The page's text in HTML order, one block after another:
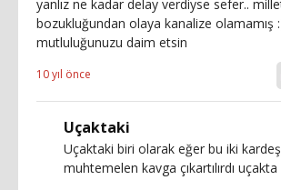
yanlız ne kadar delay verdiyse sefer..
bozukluğundan olaya kanalize olamamış
mutluluğunuzu daim etsin
10 yıl önce
Uçaktaki
Uçaktaki biri olarak eğer bu iki
muhtemelen kavga çıkartılırdı uçakta